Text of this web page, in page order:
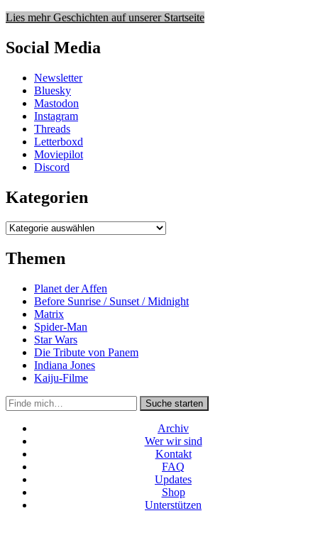
Lies mehr Geschichten auf unserer Startseite
Social Media
Newsletter
Bluesky
Mastodon
Instagram
Threads
Letterboxd
Moviepilot
Discord
Kategorien
Kategorien
Themen
Planet der Affen
Before Sunrise / Sunset / Midnight
Matrix
Spider-Man
Star Wars
Die Tribute von Panem
Indiana Jones
Kaiju-Filme
Suche
in
https://secondunit-
podcast.de/
Suche starten
Archiv
Wer wir sind
Kontakt
FAQ
Updates
Shop
Unterstützen